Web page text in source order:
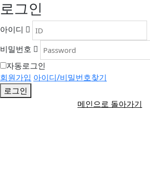
로그인
아이디
비밀번호
자동로그인
회원가입 아이디/비밀번호찾기
로그인
메인으로 돌아가기